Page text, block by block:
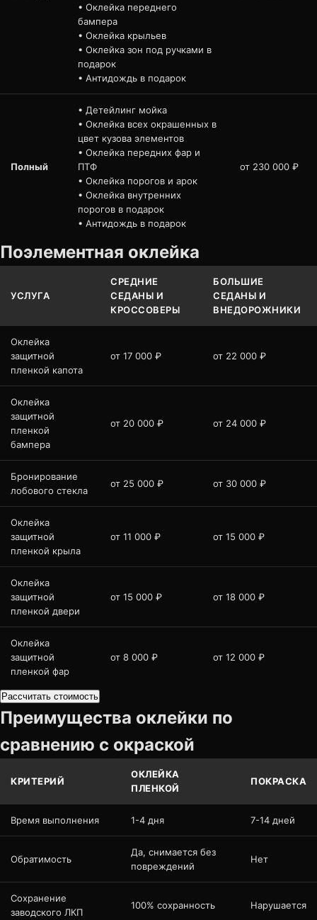
• Оклейка переднего
бампера
• Оклейка крыльев
• Оклейка зон под ручками в
подарок
• Антидождь в подарок
Полный
• Детейлинг мойка
• Оклейка всех окрашенных в
цвет кузова элементов
• Оклейка передних фар и
ПТФ
• Оклейка порогов и арок
• Оклейка внутренних
порогов в подарок
• Антидождь в подарок
от 230 000 ₽
Поэлементная оклейка
УСЛУГА
СРЕДНИЕ
СЕДАНЫ И
КРОССОВЕРЫ
БОЛЬШИЕ
СЕДАНЫ И
ВНЕДОРОЖНИКИ
Оклейка
защитной
пленкой капота
от 17 000 ₽ от 22 000 ₽
Оклейка
защитной
пленкой
бампера
от 20 000 ₽ от 24 000 ₽
Бронирование
лобового стекла
от 25 000 ₽ от 30 000 ₽
Оклейка
защитной
пленкой крыла
от 11 000 ₽ от 15 000 ₽
Оклейка
защитной
пленкой двери
от 15 000 ₽ от 18 000 ₽
Оклейка
защитной
пленкой фар
от 8 000 ₽ от 12 000 ₽
Рассчитать стоимость
Преимущества оклейки по
сравнению с окраской
КРИТЕРИЙ
ОКЛЕЙКА
ПЛЕНКОЙ
ПОКРАСКА
Время выполнения 1-4 дня 7-14 дней
Обратимость
Да, снимается без
повреждений
Нет
Сохранение
заводского ЛКП
100% сохранность Нарушается